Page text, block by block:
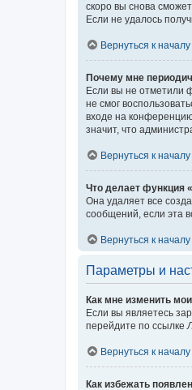
скоро вы снова
Если не удалось
Вернуться к началу
Почему мне
Если вы не отметили
не смог
входе на
значит, что
Вернуться к началу
Что делает функция
Она удаляет все
сообщений, если эта
Вернуться к началу
Параметры и
Как мне изменить
Если вы являетесь
перейдите по ссылке
Вернуться к началу
Как избежать